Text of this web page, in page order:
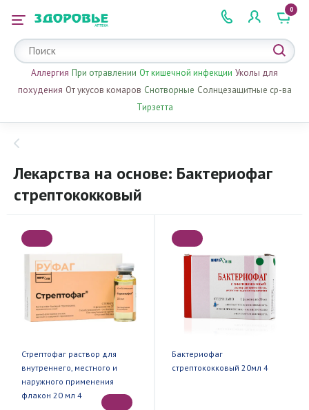
2 505 505
0
Аллергия При отравлении От кишечной инфекции Уколы для
похудения От укусов комаров Снотворные Солнцезащитные ср-ва
Тирзетта
Лекарства на основе: Бактериофаг
стрептококковый
Стрептофаг раствор для
внутреннего, местного и
наружного применения
флакон 20 мл 4
Бактериофаг
стрептококковый 20мл 4